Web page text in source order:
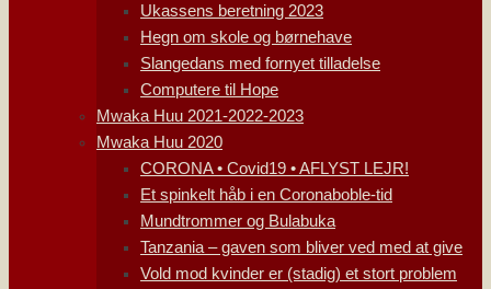
Ukassens beretning 2023
Hegn om skole og børnehave
Slangedans med fornyet tilladelse
Computere til Hope
Mwaka Huu 2021-2022-2023
Mwaka Huu 2020
CORONA • Covid19 • AFLYST LEJR!
Et spinkelt håb i en Coronaboble-tid
Mundtrommer og Bulabuka
Tanzania – gaven som bliver ved med at give
Vold mod kvinder er (stadig) et stort problem